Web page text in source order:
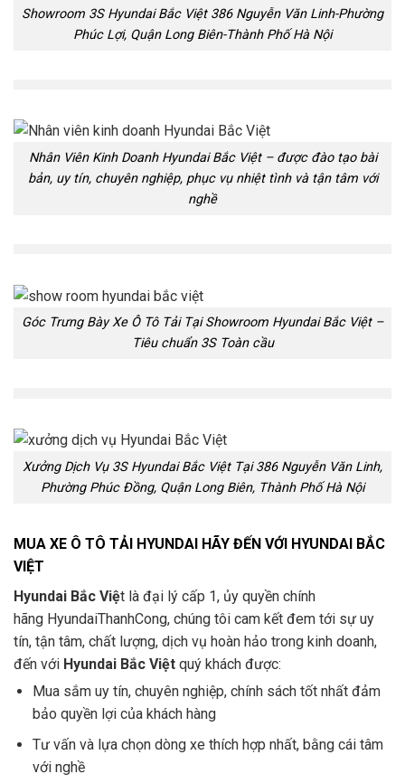
Showroom 3S Hyundai Bắc Việt 386 Nguyễn Văn Linh-Phường
Phúc Lợi, Quận Long Biên-Thành Phố Hà Nội
Nhân Viên Kinh Doanh Hyundai Bắc Việt – được đào tạo bài
bản, uy tín, chuyên nghiệp, phục vụ nhiệt tình và tận tâm với
nghề
Góc Trưng Bày Xe Ô Tô Tải Tại Showroom Hyundai Bắc Việt –
Tiêu chuẩn 3S Toàn cầu
Xưởng Dịch Vụ 3S Hyundai Bắc Việt Tại 386 Nguyễn Văn Linh,
Phường Phúc Đồng, Quận Long Biên, Thành Phố Hà Nội
MUA XE Ô TÔ TẢI HYUNDAI HÃY ĐẾN VỚI HYUNDAI BẮC
VIỆT
Hyundai Bắc Việt là đại lý cấp 1, ủy quyền chính
hãng HyundaiThanhCong, chúng tôi cam kết đem tới sự uy
tín, tận tâm, chất lượng, dịch vụ hoàn hảo trong kinh doanh,
đến với Hyundai Bắc Việt quý khách được:
Mua sắm uy tín, chuyên nghiệp, chính sách tốt nhất đảm
bảo quyền lợi của khách hàng
Tư vấn và lựa chọn dòng xe thích hợp nhất, bằng cái tâm
với nghề